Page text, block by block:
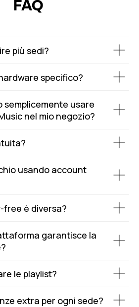
FAQ
più sedi?
specifico?
semplicemente usare
nel mio negozio?
usando account
free è diversa?
garantisce la
le playlist?
extra per ogni sede?